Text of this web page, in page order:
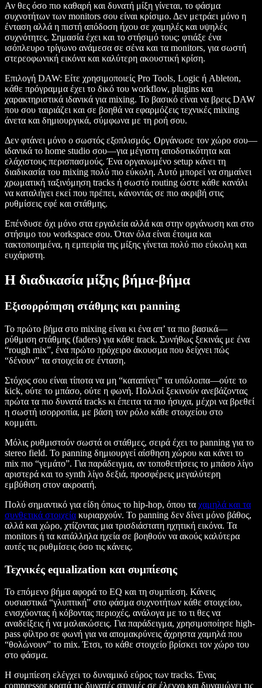
Αν θες όσο πιο καθαρή και δυνατή μίξη γίνεται, το φάσμα
συχνοτήτων των monitors σου είναι κρίσιμο. Δεν μετράει μόνο η
ένταση αλλά η πιστή απόδοση ήχου σε χαμηλές και υψηλές
συχνότητες. Σημασία έχει και το στήσιμό τους: φτιάξε ένα
ισόπλευρο τρίγωνο ανάμεσα σε σένα και τα monitors, για σωστή
στερεοφωνική εικόνα και καλύτερη ακουστική κρίση.
Επιλογή DAW: Είτε χρησιμοποιείς Pro Tools, Logic ή Ableton,
κάθε πρόγραμμα έχει το δικό του workflow, plugins και
χαρακτηριστικά ιδανικά για mixing. Το βασικό είναι να βρεις DAW
που σου ταιριάζει και σε βοηθά να εφαρμόζεις τεχνικές mixing
άνετα και δημιουργικά, σύμφωνα με τη ροή σου.
Δεν φτάνει μόνο ο σωστός εξοπλισμός. Οργάνωσε τον χώρο σου—
ιδανικά το home studio σου—για μέγιστη αποδοτικότητα και
ελάχιστους περισπασμούς. Ένα οργανωμένο setup κάνει τη
διαδικασία του mixing πολύ πιο εύκολη. Αυτό μπορεί να σημαίνει
χρωματική ταξινόμηση tracks ή σωστό routing ώστε κάθε κανάλι
να καταλήγει εκεί που πρέπει, κάνοντάς σε πιο ακριβή στις
ρυθμίσεις εφέ και στάθμης.
Επένδυσε όχι μόνο στα εργαλεία αλλά και στην οργάνωση και στο
στήσιμο του workspace σου. Όταν όλα είναι έτοιμα και
τακτοποιημένα, η εμπειρία της μίξης γίνεται πολύ πιο εύκολη και
ευχάριστη.
Η διαδικασία μίξης βήμα-βήμα
Εξισορρόπηση στάθμης και panning
Το πρώτο βήμα στο mixing είναι κι ένα απ’ τα πιο βασικά—
ρύθμιση στάθμης (faders) για κάθε track. Συνήθως ξεκινάς με ένα
“rough mix”, ένα πρώτο πρόχειρο άκουσμα που δείχνει πώς
“δένουν” τα στοιχεία σε ένταση.
Στόχος σου είναι τίποτα να μη “καταπίνει” τα υπόλοιπα—ούτε το
kick, ούτε το μπάσο, ούτε η φωνή. Πολλοί ξεκινούν ανεβάζοντας
πρώτα τα πιο δυνατά tracks κι έπειτα τα πιο ήσυχα, μέχρι να βρεθεί
η σωστή ισορροπία, με βάση τον ρόλο κάθε στοιχείου στο
κομμάτι.
Μόλις ρυθμιστούν σωστά οι στάθμες, σειρά έχει το panning για το
stereo field. Το panning δημιουργεί αίσθηση χώρου και κάνει το
mix πιο “γεμάτο”. Για παράδειγμα, αν τοποθετήσεις το μπάσο λίγο
αριστερά και το synth λίγο δεξιά, προσφέρεις μεγαλύτερη
εμβύθιση στον ακροατή.
Πολύ σημαντικό για είδη όπως το hip-hop, όπου τα χαμηλά και τα
συνθετικά στοιχεία κυριαρχούν. Το panning δεν δίνει μόνο βάθος,
αλλά και χώρο, χτίζοντας μια τρισδιάστατη ηχητική εικόνα. Τα
monitors ή τα κατάλληλα ηχεία σε βοηθούν να ακούς καλύτερα
αυτές τις ρυθμίσεις όσο τις κάνεις.
Τεχνικές equalization και συμπίεσης
Το επόμενο βήμα αφορά το EQ και τη συμπίεση. Κάνεις
ουσιαστικά “γλυπτική” στο φάσμα συχνοτήτων κάθε στοιχείου,
ενισχύοντας ή κόβοντας περιοχές, ανάλογα με το τι θες να
αναδείξεις ή να μαλακώσεις. Για παράδειγμα, χρησιμοποίησε high-
pass φίλτρο σε φωνή για να απομακρύνεις άχρηστα χαμηλά που
“θολώνουν” το mix. Έτσι, το κάθε στοιχείο βρίσκει τον χώρο του
στο φάσμα.
Η συμπίεση ελέγχει το δυναμικό εύρος των tracks. Ένας
compressor κρατά τις δυνατές στιγμές σε έλεγχο και δυναμώνει τις